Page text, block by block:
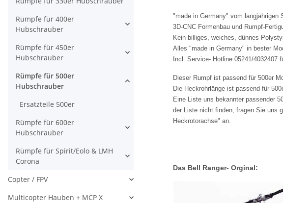
"made in Germany" vom langjährigen
3D-CNC Formenbau und Rumpf-
Kein billiges, weiches, dünnes
Alles "made in Germany" in bester
Incl. Service- Hotline 05241/4032407
Dieser Rumpf ist passend für 500er
Die Heckrohrlänge ist passend für
Eine Liste uns bekannter passender
der Liste nicht finden, fragen Sie uns
Heckrotorachse" an.
Das Bell Ranger- Orginal:
Rümpfe für 400er
Hubschrauber
Rümpfe für 450er
Hubschrauber
Rümpfe für 500er
Hubschrauber
Ersatzteile 500er
Rümpfe für 600er
Hubschrauber
Rümpfe für Spirit/Eolo & LMH
Corona
Copter / FPV
Multicopter Hauben + MCP X